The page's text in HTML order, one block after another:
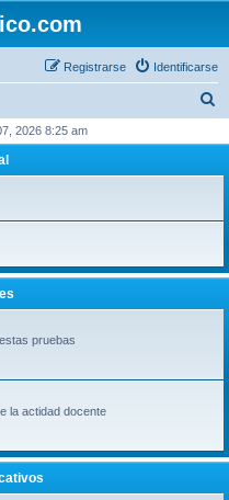
Identificarse
Registrarse
c
2026 8:25 am
pruebas
la actidad docente